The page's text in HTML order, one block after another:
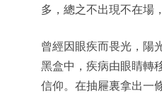
多，總之不出現不在場
曾經因眼疾而畏光，陽
黑盒中，疾病由眼睛轉
信仰。在抽屜裏拿出一